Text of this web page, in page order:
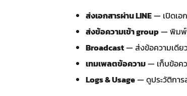
ส่งเอกสารผ่าน LINE— เปิดเอ
ส่งข้อความเข้า group— พิมพ์
Broadcast— ส่งข้อความเดี
เทมเพลตข้อความ— เก็บข้อค
Logs & Usage— ดูประวัติการ